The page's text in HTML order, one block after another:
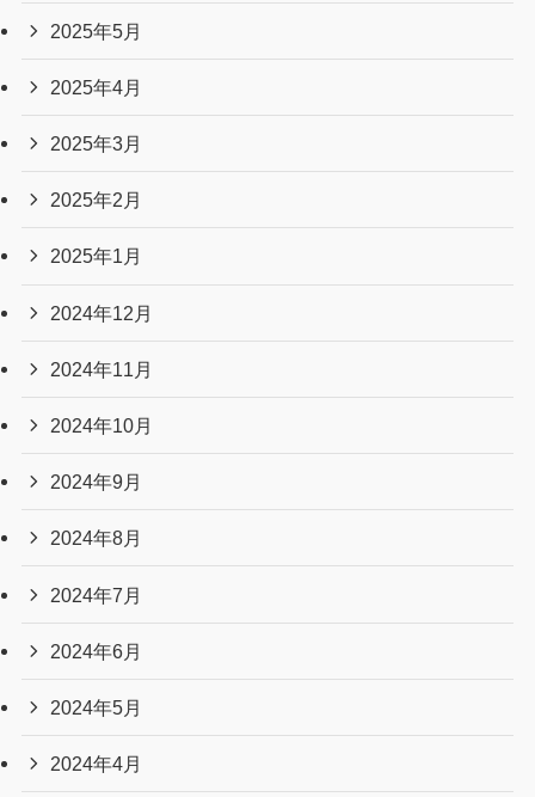
2025年5月
2025年4月
2025年3月
2025年2月
2025年1月
2024年12月
2024年11月
2024年10月
2024年9月
2024年8月
2024年7月
2024年6月
2024年5月
2024年4月